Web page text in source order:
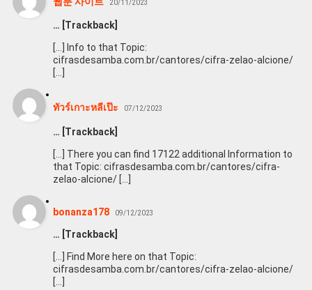
20/11/2023
… [Trackback]
[…] Info to that Topic:
cifrasdesamba.com.br/cantores/cifra-zelao-alcione/
[…]
ทัวร์เกาะหลีเป๊ะ 07/12/2023
… [Trackback]
[…] There you can find 17122 additional Information to
that Topic: cifrasdesamba.com.br/cantores/cifra-
zelao-alcione/ […]
bonanza178 09/12/2023
… [Trackback]
[…] Find More here on that Topic:
cifrasdesamba.com.br/cantores/cifra-zelao-alcione/
[…]